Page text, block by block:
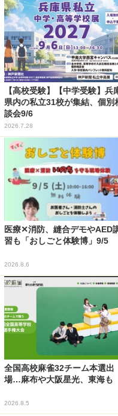
【高校受験】【中学受験】兵
県内の私立31校が集結、個別
談会9/6
2026.7.28
医療✕消防、縫合デモやAED
習も「おしごと体験博」9/5
2026.8.6
全国高校麻雀32チーム本選出
場…麻布や大阪星光、東海も
2026.8.5